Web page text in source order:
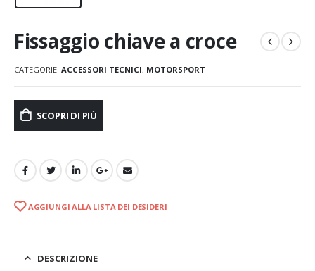
Fissaggio chiave a croce
CATEGORIE: ACCESSORI TECNICI, MOTORSPORT
SCOPRI DI PIÙ
AGGIUNGI ALLA LISTA DEI DESIDERI
DESCRIZIONE